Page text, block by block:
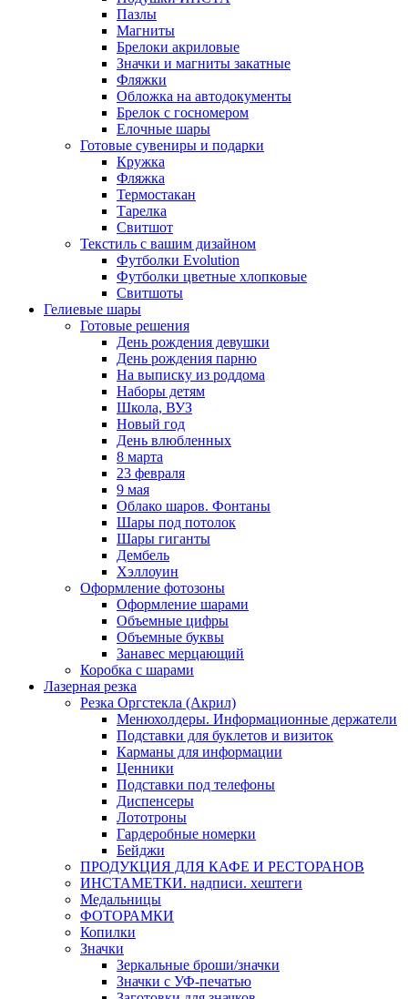
Пазлы
Магниты
Брелоки акриловые
Значки и магниты закатные
Фляжки
Обложка на автодокументы
Брелок с госномером
Елочные шары
Готовые сувениры и подарки
Кружка
Фляжка
Термостакан
Тарелка
Свитшот
Текстиль с вашим дизайном
Футболки Evolution
Футболки цветные хлопковые
Свитшоты
Гелиевые шары
Готовые решения
День рождения девушки
День рождения парню
На выписку из роддома
Наборы детям
Школа, ВУЗ
Новый год
День влюбленных
8 марта
23 февраля
9 мая
Облако шаров. Фонтаны
Шары под потолок
Шары гиганты
Дембель
Хэллоуин
Оформление фотозоны
Оформление шарами
Объемные цифры
Объемные буквы
Занавес мерцающий
Коробка с шарами
Лазерная резка
Резка Оргстекла (Акрил)
Менюхолдеры. Информационные держатели
Подставки для буклетов и визиток
Карманы для информации
Ценники
Подставки под телефоны
Диспенсеры
Лототроны
Гардеробные номерки
Бейджи
ПРОДУКЦИЯ ДЛЯ КАФЕ И РЕСТОРАНОВ
ИНСТАМЕТКИ. надписи. хештеги
Медальницы
ФОТОРАМКИ
Копилки
Значки
Зеркальные броши/значки
Значки с УФ-печатью